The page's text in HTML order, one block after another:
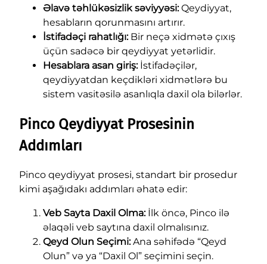
Əlavə təhlükəsizlik səviyyəsi:Qeydiyyat,
hesabların qorunmasını artırır.
İstifadəçi rahatlığı:Bir neçə xidmətə çıxış
üçün sadəcə bir qeydiyyat yetərlidir.
Hesablara asan giriş:İstifadəçilər,
qeydiyyatdan keçdikləri xidmətlərə bu
sistem vasitəsilə asanlıqla daxil ola bilərlər.
Pinco Qeydiyyat Prosesinin
Addımları
Pinco qeydiyyat prosesi, standart bir prosedur
kimi aşağıdakı addımları əhatə edir:
Veb Sayta Daxil Olma:İlk öncə, Pinco ilə
əlaqəli veb saytına daxil olmalısınız.
Qeyd Olun Seçimi:Ana səhifədə “Qeyd
Olun” və ya “Daxil Ol” seçimini seçin.